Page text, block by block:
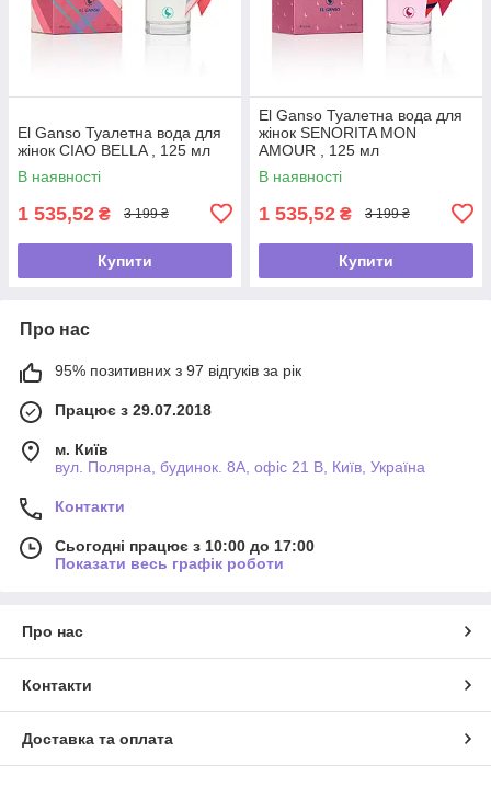
El Ganso Туалетна вода для
жінок CIAO BELLA , 125 мл
В наявності
1 535,52 ₴ 3 199 ₴
Купити
El Ganso Туалетна вода для
жінок SENORITA MON
AMOUR , 125 мл
В наявності
1 535,52 ₴ 3 199 ₴
Купити
Про нас
95% позитивних з 97 відгуків за рік
Працює з 29.07.2018
м. Київ
вул. Полярна, будинок. 8А, офіс 21 В, Київ, Україна
Контакти
Сьогодні працює з 10:00 до 17:00
Показати весь графік роботи
Про нас
Контакти
Доставка та оплата